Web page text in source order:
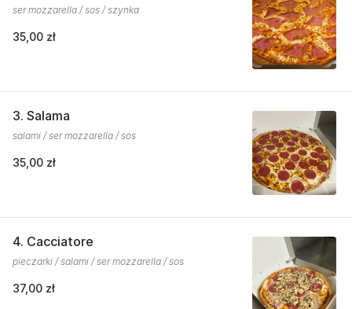
ser mozzarella / sos / szynka
35,00 zł
3. Salama
salami / ser mozzarella / sos
35,00 zł
4. Cacciatore
pieczarki / salami / ser mozzarella / sos
37,00 zł